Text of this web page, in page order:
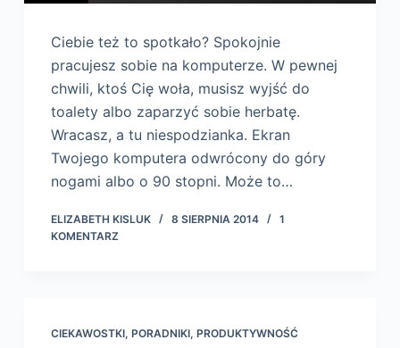
Ciebie też to spotkało? Spokojnie
pracujesz sobie na komputerze. W pewnej
chwili, ktoś Cię woła, musisz wyjść do
toalety albo zaparzyć sobie herbatę.
Wracasz, a tu niespodzianka. Ekran
Twojego komputera odwrócony do góry
nogami albo o 90 stopni. Może to…
ELIZABETH KISLUK 8 SIERPNIA 2014
1
KOMENTARZ
CIEKAWOSTKI, PORADNIKI, PRODUKTYWNOŚĆ